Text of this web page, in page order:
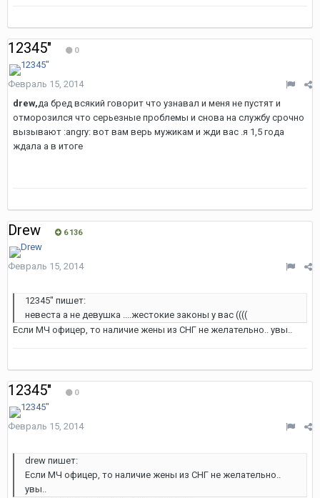
12345" 0
Февраль 15, 2014
drew,да бред всякий говорит что узнавал и меня не пустят и
отморозился что серьезные проблемы и снова на службу срочно
вызывают :angry: вот вам верь мужикам и жди вас .я 1,5 года
ждала а в итоге
Drew 6 136
Февраль 15, 2014
12345" пишет:
невеста а не девушка ....жестокие законы у вас ((((
Если МЧ офицер, то наличие жены из СНГ не желательно.. увы..
12345" 0
Февраль 15, 2014
drew пишет:
Если МЧ офицер, то наличие жены из СНГ не желательно..
увы..